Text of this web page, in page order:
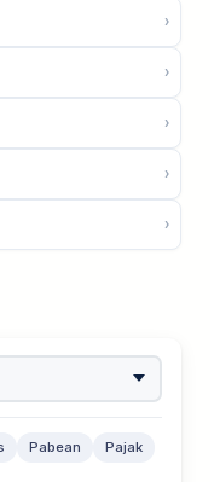
›
›
›
›
›
Pabean
Pajak